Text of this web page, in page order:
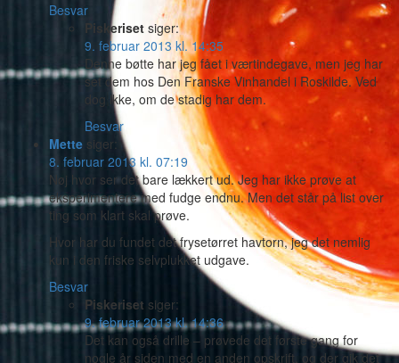
Besvar
Piskeriset siger:
9. februar 2013 kl. 14:35
Denne bøtte har jeg fået i værtindegave, men jeg har
set dem hos Den Franske Vinhandel i Roskilde. Ved
dog ikke, om de stadig har dem.
Besvar
Mette siger:
8. februar 2013 kl. 07:19
Nøj hvor ser det bare lækkert ud. Jeg har ikke prøve at
eksperimentere med fudge endnu. Men det står på list over
ting som klart skal prøve.
Hvor har du fundet det frysetørret havtorn, jeg det nemlig
kun i den friske selvplukket udgave.
Besvar
Piskeriset siger:
9. februar 2013 kl. 14:36
Det kan også drille – prøvede det første gang for
nogle år siden med en anden opskrift, og der gik det